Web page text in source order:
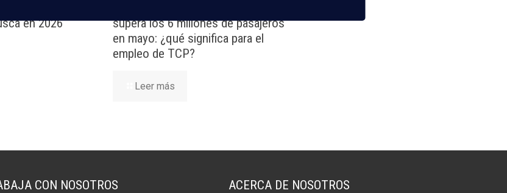
en 2026
supera los 6 millones de pasajeros
en mayo: ¿qué significa para el
empleo de TCP?
Leer más
CON NOSOTROS ACERCA DE NOSOTROS